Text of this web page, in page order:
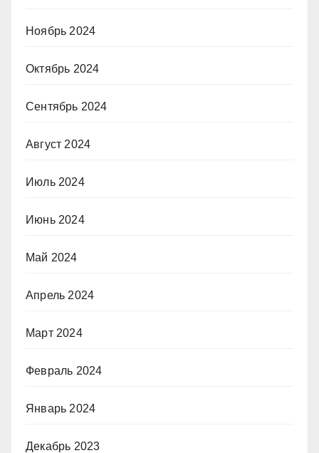
Ноябрь 2024
Октябрь 2024
Сентябрь 2024
Август 2024
Июль 2024
Июнь 2024
Май 2024
Апрель 2024
Март 2024
Февраль 2024
Январь 2024
Декабрь 2023